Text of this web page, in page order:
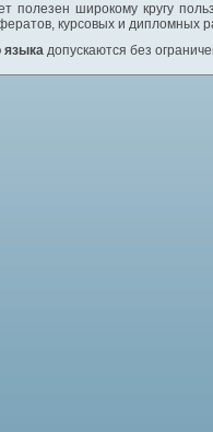
полезен широкому кругу
курсовых и дипломных
языка допускаются без